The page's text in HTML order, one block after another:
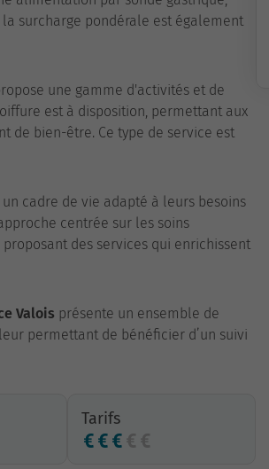
surcharge pondérale est également
une gamme d'activités et de
est à disposition, permettant aux
de bien-être. Ce type de service est
cadre de vie adapté à leurs besoins
centrée sur les soins
des services qui enrichissent
Valois présente un ensemble de
permettant de bénéficier d’un suivi
Tarifs